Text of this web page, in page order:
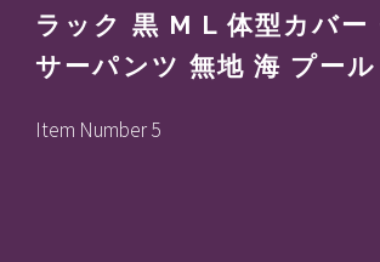
ラック 黒 M L 体型カバ
サーパンツ 無地 海 プー
Item Number 5